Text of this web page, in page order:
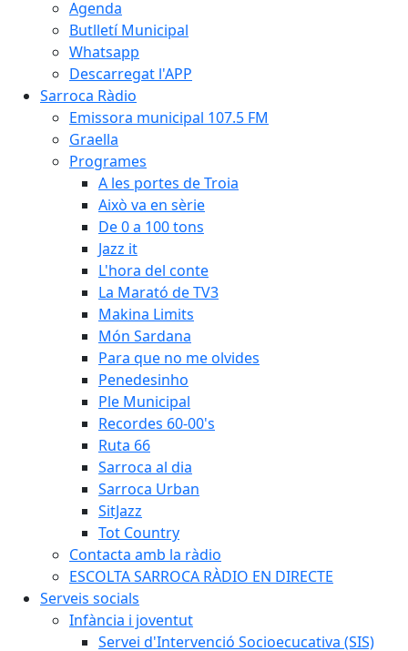
Agenda
Butlletí Municipal
Whatsapp
Descarregat l'APP
Sarroca Ràdio
Emissora municipal 107.5 FM
Graella
Programes
A les portes de Troia
Això va en sèrie
De 0 a 100 tons
Jazz it
L'hora del conte
La Marató de TV3
Makina Limits
Món Sardana
Para que no me olvides
Penedesinho
Ple Municipal
Recordes 60-00's
Ruta 66
Sarroca al dia
Sarroca Urban
SitJazz
Tot Country
Contacta amb la ràdio
ESCOLTA SARROCA RÀDIO EN DIRECTE
Serveis socials
Infància i joventut
Servei d'Intervenció Socioecucativa (SIS)